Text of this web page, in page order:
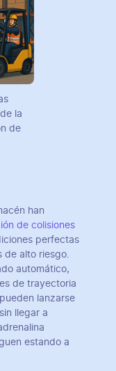
la
de
han
de colisiones
perfectas
de alto riesgo.
automático,
de trayectoria
lanzarse
llegar a
estando a